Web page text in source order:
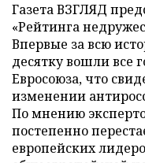
Газета ВЗГЛЯД
«Рейтинга
Впервые за всю
десятку вошли все
Евросоюза, что
изменении
По мнению
постепенно
европейских